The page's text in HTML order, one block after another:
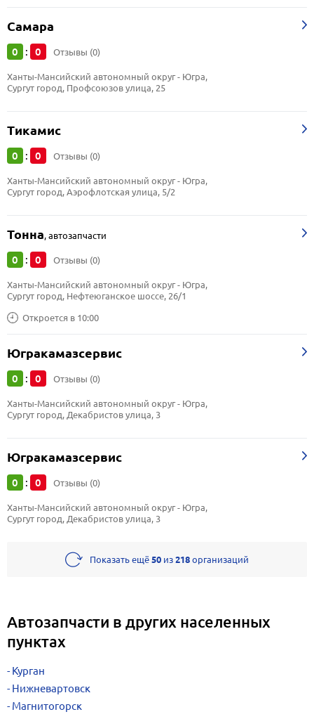
Самара
0 : 0 Отзывы (0)
Ханты-Мансийский автономный округ - Югра,
Сургут город, Профсоюзов улица, 25
Тикамис
0 : 0 Отзывы (0)
Ханты-Мансийский автономный округ - Югра,
Сургут город, Аэрофлотская улица, 5/2
Тонна,автозапчасти
0 : 0 Отзывы (0)
Откроется в 10:00
Ханты-Мансийский автономный округ - Югра,
Сургут город, Нефтеюганское шоссе, 26/1
Югракамазсервис
0 : 0 Отзывы (0)
Ханты-Мансийский автономный округ - Югра,
Сургут город, Декабристов улица, 3
Югракамазсервис
0 : 0 Отзывы (0)
Ханты-Мансийский автономный округ - Югра,
Сургут город, Декабристов улица, 3
Показать ещё50 из218организаций
Автозапчасти в других населенных
пунктах
Курган
Нижневартовск
Магнитогорск